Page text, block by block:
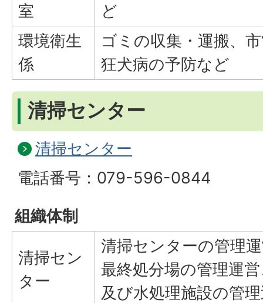
室
ど
環境衛生
係
ゴミの収集・運搬、
狂犬病の予防など
清掃センター
清掃センター
電話番号：079-596-0844
組織体制
清掃セン
ター
清掃センターの管理
最終処分場の管理運
及び水処理施設の管